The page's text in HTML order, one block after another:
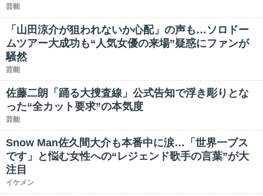
芸能
「山田涼介が狙われないか心配」の声も…ソロドー
ムツアー大成功も“人気女優の来場”疑惑にファンが
騒然
芸能
佐藤二朗「踊る大捜査線」公式告知で浮き彫りとな
った“全カット要求”の本気度
芸能
Snow Man佐久間大介も本番中に涙…「世界一ブス
です」と悩む女性への“レジェンド歌手の言葉”が大
注目
イケメン